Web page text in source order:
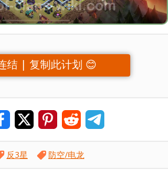
结 | 复制此计划 😊
反3星 防空/电龙